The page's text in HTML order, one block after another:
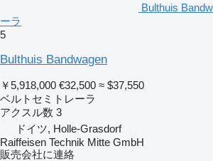
Bulthuis
ーラ
5
Bulthuis Bandwagen
￥5,918,000 €32,500 ≈ $37,550
ベルトセミトレーラ
アクスル数 3
ドイツ, Holle-Grasdorf
Raiffeisen Technik Mitte GmbH
販売会社に連絡